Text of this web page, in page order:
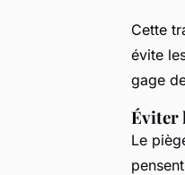
Cette
évite
gage
Éviter
Le